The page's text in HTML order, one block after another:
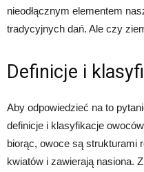
nieodłącznym elementem
tradycyjnych dań. Ale czy
Definicje i
Aby odpowiedzieć na to
definicje i klasyfikacje
biorąc, owoce są strukturami
kwiatów i zawierają nasiona.